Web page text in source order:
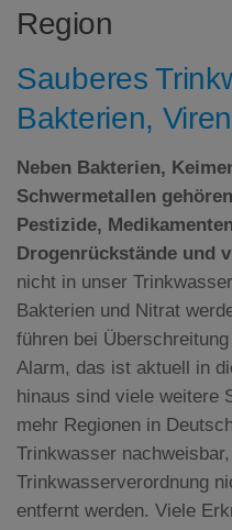
Region
Sauberes
Bakterien,
Neben Bakterien,
Schwermetallen
Pestizide,
Drogenrückstände und
nicht in unser
Bakterien und Nitrat
führen bei
Alarm, das ist aktuell in
hinaus sind viele weitere
mehr Regionen in
Trinkwasser
Trinkwasserverordnung
entfernt werden. Viele